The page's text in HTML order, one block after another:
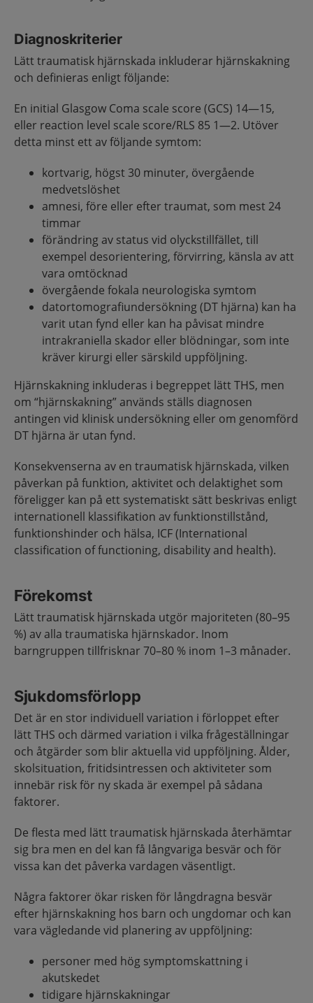
Diagnoskriterier
Lätt traumatisk hjärnskada inkluderar hjärnskakning
och definieras enligt följande:
En initial Glasgow Coma scale score (GCS) 14—15,
eller reaction level scale score/RLS 85 1—2. Utöver
detta minst ett av följande symtom:
kortvarig, högst 30 minuter, övergående
medvetslöshet
amnesi, före eller efter traumat, som mest 24
timmar
förändring av status vid olyckstillfället, till
exempel desorientering, förvirring, känsla av att
vara omtöcknad
övergående fokala neurologiska symtom
datortomografiundersökning (DT hjärna) kan ha
varit utan fynd eller kan ha påvisat mindre
intrakraniella skador eller blödningar, som inte
kräver kirurgi eller särskild uppföljning.
Hjärnskakning inkluderas i begreppet lätt THS, men
om “hjärnskakning” används ställs diagnosen
antingen vid klinisk undersökning eller om genomförd
DT hjärna är utan fynd.
Konsekvenserna av en traumatisk hjärnskada, vilken
påverkan på funktion, aktivitet och delaktighet som
föreligger kan på ett systematiskt sätt beskrivas enligt
internationell klassifikation av funktionstillstånd,
funktionshinder och hälsa, ICF (International
classification of functioning, disability and health).
Förekomst
Lätt traumatisk hjärnskada utgör majoriteten (80–95
%) av alla traumatiska hjärnskador. Inom
barngruppen tillfrisknar 70–80 % inom 1–3 månader.
Sjukdomsförlopp
Det är en stor individuell variation i förloppet efter
lätt THS och därmed variation i vilka frågeställningar
och åtgärder som blir aktuella vid uppföljning. Ålder,
skolsituation, fritidsintressen och aktiviteter som
innebär risk för ny skada är exempel på sådana
faktorer.
De flesta med lätt traumatisk hjärnskada återhämtar
sig bra men en del kan få långvariga besvär och för
vissa kan det påverka vardagen väsentligt.
Några faktorer ökar risken för långdragna besvär
efter hjärnskakning hos barn och ungdomar och kan
vara vägledande vid planering av uppföljning:
personer med hög symptomskattning i
akutskedet
tidigare hjärnskakningar